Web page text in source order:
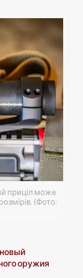
приціл може
(Фото:
оружия